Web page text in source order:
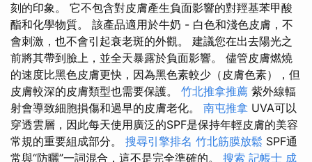
刻的印象。 它不包含對皮膚產生負面影響的對羥基苯甲酸
酯和化學物質。 該產品適用於牛奶 - 白色和淺色皮膚，不
會刺激，也不會引起衰老斑的外觀。 建議您在出去陽光之
前將其帶到臉上，並全天暴露於負面影響。 儘管皮膚燃燒
的速度比黑色皮膚更快，因為黑色素較少（皮膚色素），但
皮膚較深的皮膚類型也需要保護。 竹北推拿推薦 紫外線輻
射會導致細胞損傷和過早的皮膚老化。 南屯推拿 UVA可以
穿透雲層，因此每天使用廣泛的SPF是保持年輕皮膚的美容
常規的重要組成部分。 搜尋引擎排名 竹北筋膜放鬆 SPF通
常與“防曬”一詞混合，這不是完全準確的。 搜索 記帳士 成